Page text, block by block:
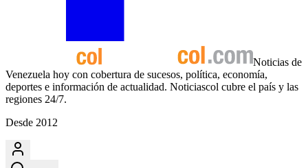
Noticias de
Venezuela hoy con cobertura de sucesos, política, economía,
deportes e información de actualidad. Noticiascol cubre el país y las
regiones 24/7.
Desde 2012